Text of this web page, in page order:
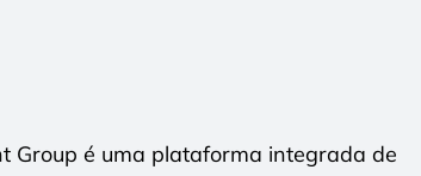
Group é uma plataforma integrada de